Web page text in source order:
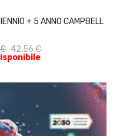
+ 5 ANNO CAMPBELL
42,56 €